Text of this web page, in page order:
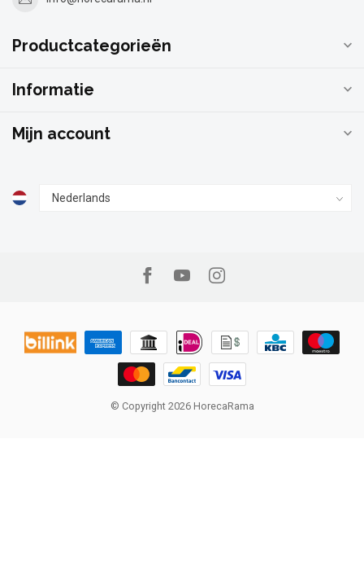
Productcategorieën
Informatie
Mijn account
© Copyright 2026 HorecaRama